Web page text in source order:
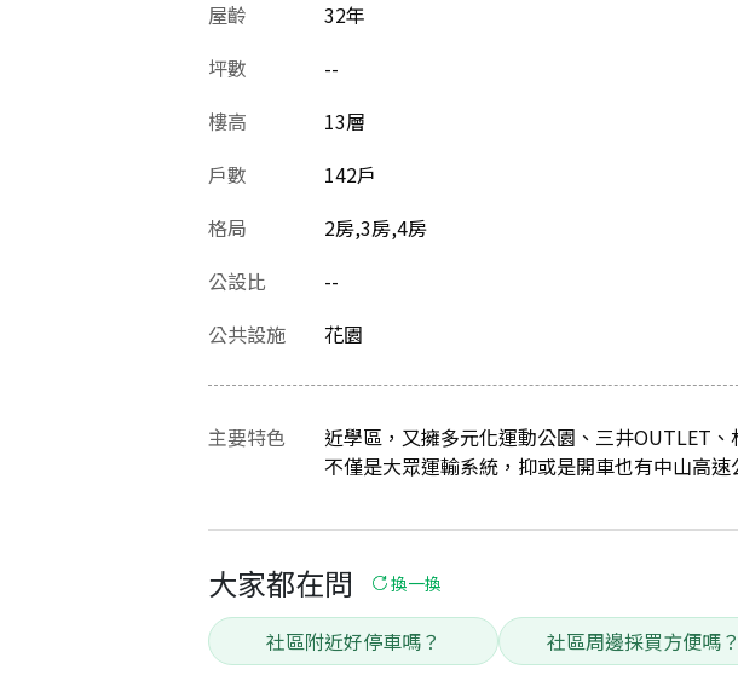
屋齡 32年
坪數
--
樓高
13層
戶數
142戶
格局
2房,3房,4房
公設比
--
公共設施 花園
主要特色
近學區，又擁多元化運動公園、三井OUTLET
不僅是大眾運輸系統，抑或是開車也有中山高
大家都在問 換一換
社區附近好停車嗎？ 社區周邊採買方便嗎？